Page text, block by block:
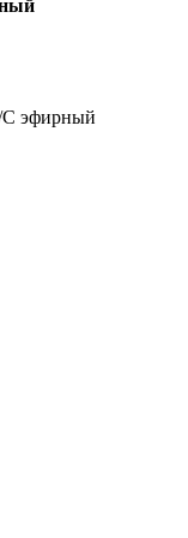
C эфирный